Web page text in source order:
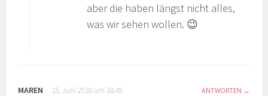
aber die haben längst nicht alles,
was wir sehen wollen. 😉
MAREN 15. Juni 2018 um 18:49 ANTWORTEN